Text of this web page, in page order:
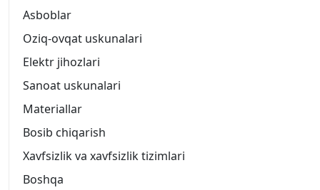
Asboblar
Oziq-ovqat uskunalari
Elektr jihozlari
Sanoat uskunalari
Materiallar
Bosib chiqarish
Xavfsizlik va xavfsizlik tizimlari
Boshqa